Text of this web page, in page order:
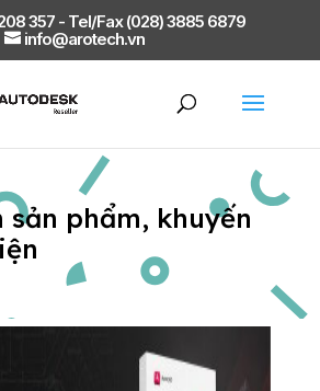
357 - Tel/Fax (028) 3885 6879
info@arotech.vn
sản phẩm, khuyến